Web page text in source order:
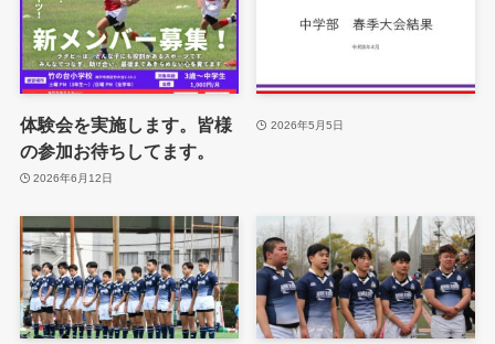
体験会を実施します。皆様
の参加お待ちしてます。
2026年6月12日
2026年5月5日